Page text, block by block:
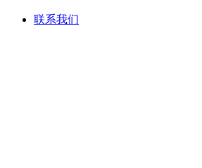
联系我们